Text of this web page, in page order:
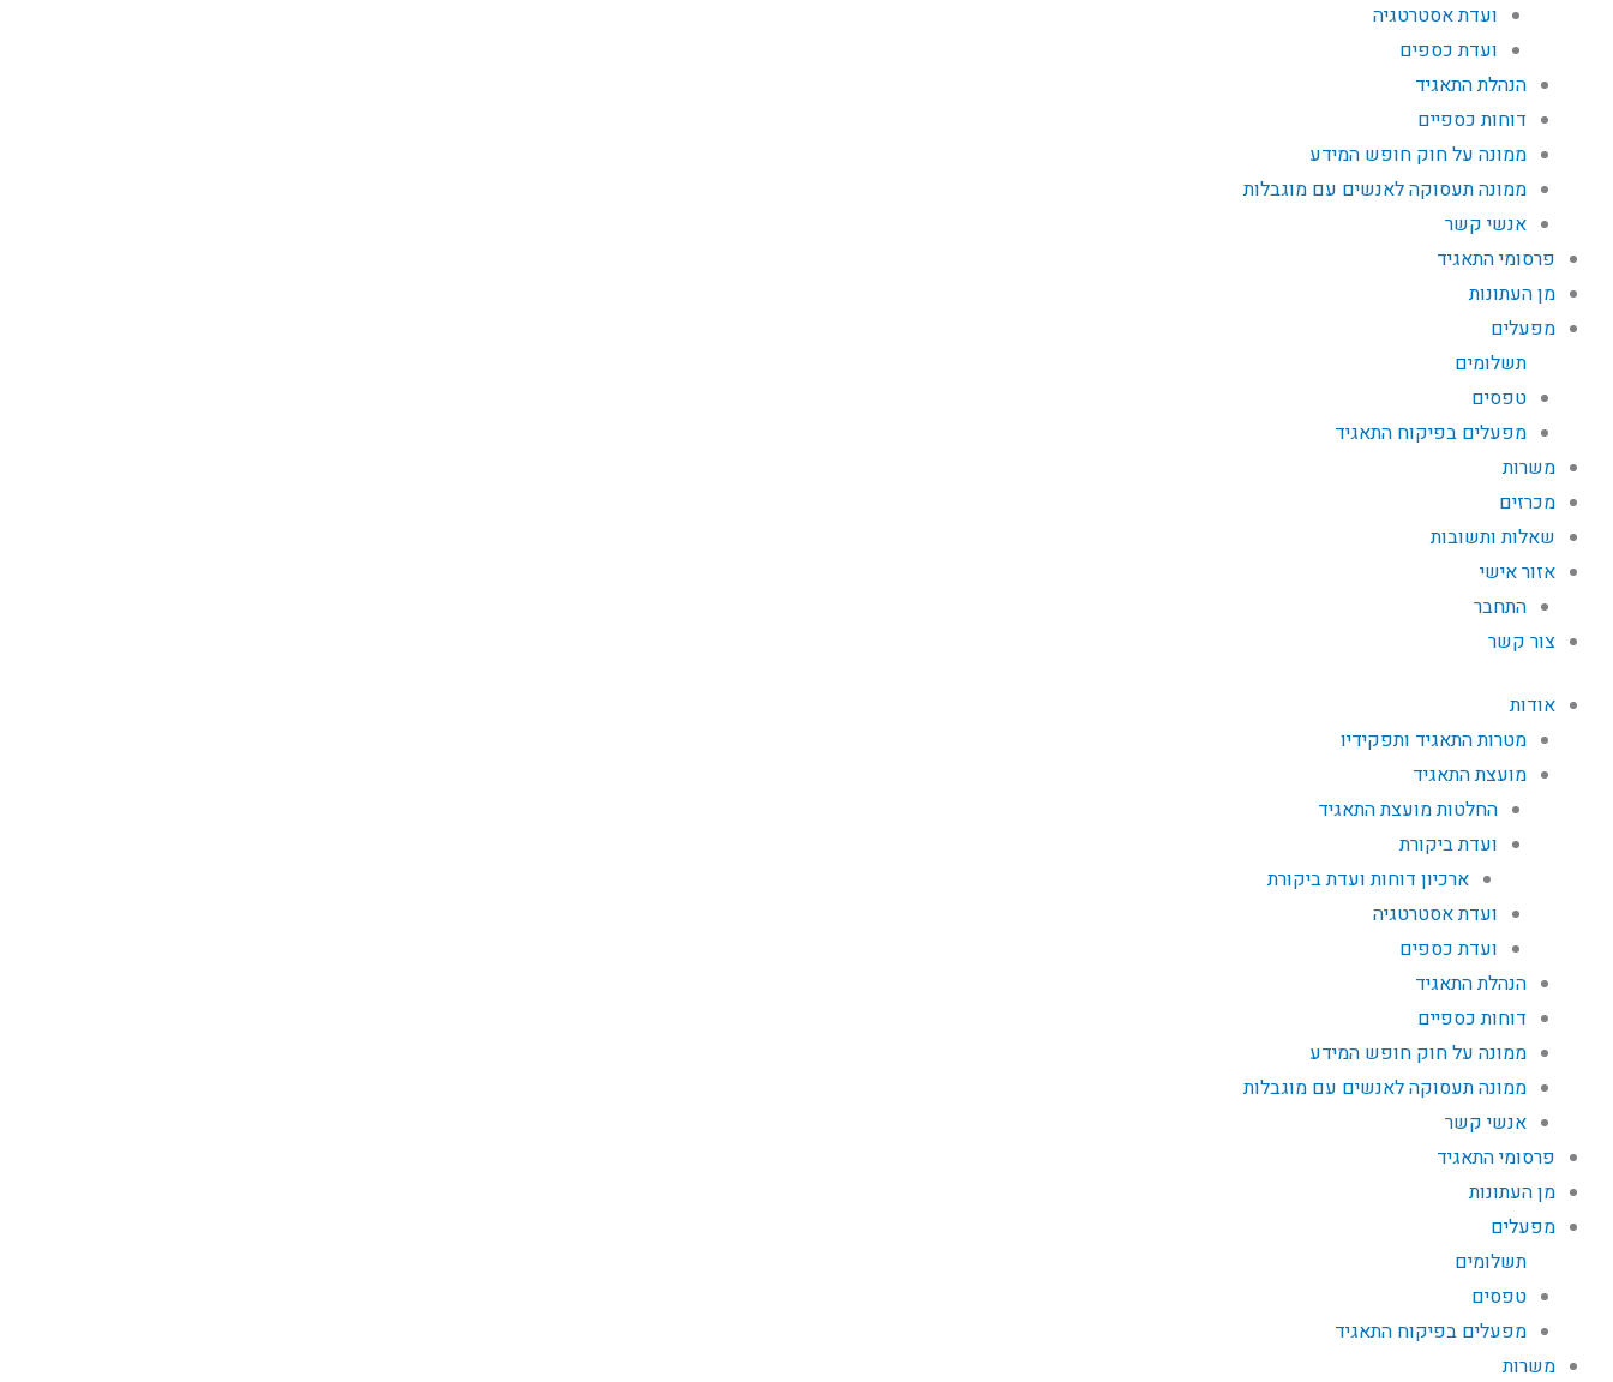
ועדת אסטרטגיה
ועדת כספים
הנהלת התאגיד
דוחות כספיים
ממונה על חוק חופש המידע
ממונה תעסוקה לאנשים עם מוגבלות
אנשי קשר
פרסומי התאגיד
מן העתונות
מפעלים
תשלומים
טפסים
מפעלים בפיקוח התאגיד
משרות
מכרזים
שאלות ותשובות
אזור אישי
התחבר
צור קשר
אודות
מטרות התאגיד ותפקידיו
מועצת התאגיד
החלטות מועצת התאגיד
ועדת ביקורת
ארכיון דוחות ועדת ביקורת
ועדת אסטרטגיה
ועדת כספים
הנהלת התאגיד
דוחות כספיים
ממונה על חוק חופש המידע
ממונה תעסוקה לאנשים עם מוגבלות
אנשי קשר
פרסומי התאגיד
מן העתונות
מפעלים
תשלומים
טפסים
מפעלים בפיקוח התאגיד
משרות